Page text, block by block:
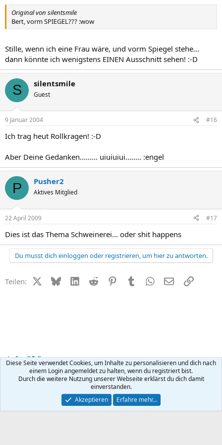
Original von silentsmile
Bert, vorm SPIEGEL??? :wow
Stille, wenn ich eine Frau wäre, und vorm Spiegel stehe...
dann könnte ich wenigstens EINEN Ausschnitt sehen! :-D
S silentsmile
Guest
9 Januar 2004 #16
Ich trag heut Rollkragen! :-D
Aber Deine Gedanken......... uiuiuiui........ :engel
P Pusher2
Aktives Mitglied
22 April 2009 #17
Dies ist das Thema Schweinerei... oder shit happens
Du musst dich einloggen oder registrieren, um hier zu antworten.
Teilen: X (Twitter)
BlueskyLinkedIn
Reddit PinterestTumblr WhatsApp
E-MailLink
Small Talk
Kontakt Nutzungsbedingungen Datenschutz Hilfe
R
Community platform by XenForo ® © 2010-2026 XenForo Ltd.
Diese Seite verwendet Cookies, um Inhalte zu personalisieren und dich nach
einem Login angemeldet zu halten, wenn du registriert bist.
Durch die weitere Nutzung unserer Webseite erklärst du dich damit
einverstanden.
Akzeptieren
Erfahre mehr…